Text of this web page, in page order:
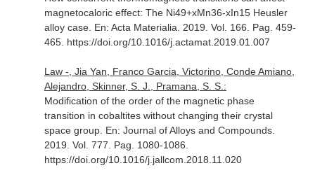
magnetocaloric effect: The Ni49+xMn36-xIn15 Heusler
alloy case. En: Acta Materialia . 2019. Vol. 166. Pag. 459-
465. https://doi.org/10.1016/j.actamat.2019.01.007
Law -, Jia Yan, Franco Garcia, Victorino, Conde Amiano,
Alejandro, Skinner, S. J., Pramana, S. S.:
Modification of the order of the magnetic phase
transition in cobaltites without changing their crystal
space group. En: Journal of Alloys and Compounds.
2019. Vol. 777. Pag. 1080-1086.
https://doi.org/10.1016/j.jallcom.2018.11.020